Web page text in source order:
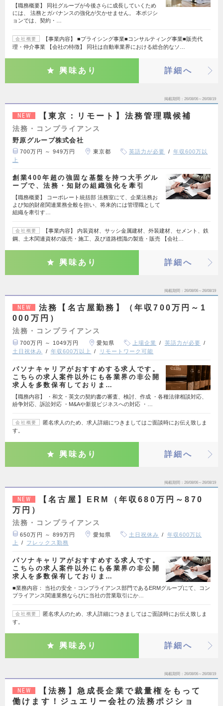
【職務概要】 同社グループが今後さらに成長していくため
には、 法務とガバナンスの強化が欠かせません。 本ポジシ
ョンでは、契約・…
会社概要
【事業内容】 ■プライシング事業■コンサルティング事業■販売代
理・仲介事業 【会社の特徴】 同社は自動車業界における総合的なソ…
興味あり 詳細へ
掲載期間 26/08/06～26/08/19
NEW 【東京：リモート】法務管理職候補
法務・コンプライアンス
野原グループ株式会社
700万円 ～ 949万円 東京都 英語力が必要
年収600万以
上
創業400年超の強固な基盤を持つ大手グル
ープで、法務・知財の組織強化を牽引
【職務概要】 コーポレート統括部 法務室にて、企業法務お
よび知的財産関連業務全般を担い、将来的には管理職として
組織を牽引す…
会社概要
【事業内容】 内装資材、サッシ金属建材、外装建材、セメント、鉄
鋼、土木関連資材の販売・施工、及び道路標識の製造・販売 【会社…
興味あり 詳細へ
掲載期間 26/08/06～26/08/19
NEW
法務【名古屋勤務】（年収700万円～1
000万円）
法務・コンプライアンス
700万円 ～ 1049万円 愛知県 上場企業
英語力が必要
土日祝休み
年収600万以上 リモートワーク可能
パソナキャリアがおすすめする求人です。
こちらの求人案件以外にも各業界の非公開
求人を多数保有しておりま…
【職務内容】 ・和文・英文の契約書の審査、検討、作成 ・各種法律相談対応、
紛争対応、訴訟対応 ・M&Aや新規ビジネスへの対応 ・…
会社概要
匿名求人のため、求人詳細につきましてはご面談時にお伝え致しま
す。
興味あり 詳細へ
掲載期間 26/08/06～26/08/19
NEW
【名古屋】ERM（年収680万円～870
万円）
法務・コンプライアンス
650万円 ～ 899万円 愛知県 土日祝休み
年収600万以
上
フレックス勤務
パソナキャリアがおすすめする求人です。
こちらの求人案件以外にも各業界の非公開
求人を多数保有しておりま…
■業務内容： 当社の安全・コンプライアンス部門であるERMグループにて、コン
プライアンス関連業務ならびに当社の営業取引にか…
会社概要
匿名求人のため、求人詳細につきましてはご面談時にお伝え致しま
す。
興味あり 詳細へ
掲載期間 26/08/06～26/08/19
NEW
【法務】急成長企業で裁量権をもって
働けます！ジュエリー会社の法務ポジショ